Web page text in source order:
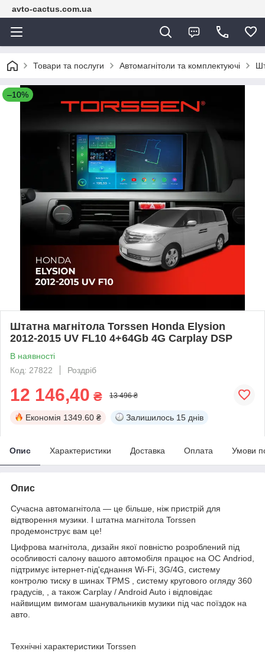
avto-cactus.com.ua
Товари та послуги Автомагнітоли та комплектуючі
–10%
Штатна магнітола Torssen Honda Elysion
2012-2015 UV FL10 4+64Gb 4G Carplay DSP
В наявності
Код: 27822
Роздріб
12 146,40 ₴ 13 496 ₴
Економія 1349.60 ₴ Залишилось 15 днів
Опис Характеристики Доставка Оплата Умови
Опис
Сучасна автомагнітола — це більше, ніж пристрій для
відтворення музики. І штатна магнітола Torssen
продемонструє вам це!
Цифрова магнітола, дизайн якої повністю розроблений під
особливості салону вашого автомобіля працює на ОС Andriod,
підтримує інтернет-під'єднання Wi-Fi, 3G/4G, систему
контролю тиску в шинах TPMS систему кругового огляду 360
градусів,
, а також Carplay /Android Auto і відповідає
найвищим вимогам шанувальників музики під час поїздок на
авто.
Технічні характеристики Torssen